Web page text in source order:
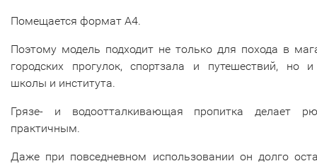
Помещается формат А4.
Поэтому модель подходит не только для похода в
городских прогулок, спортзала и путешествий, но
школы и института.
Грязе- и водоотталкивающая пропитка делает
практичным.
Даже при повседневном использовании он долго